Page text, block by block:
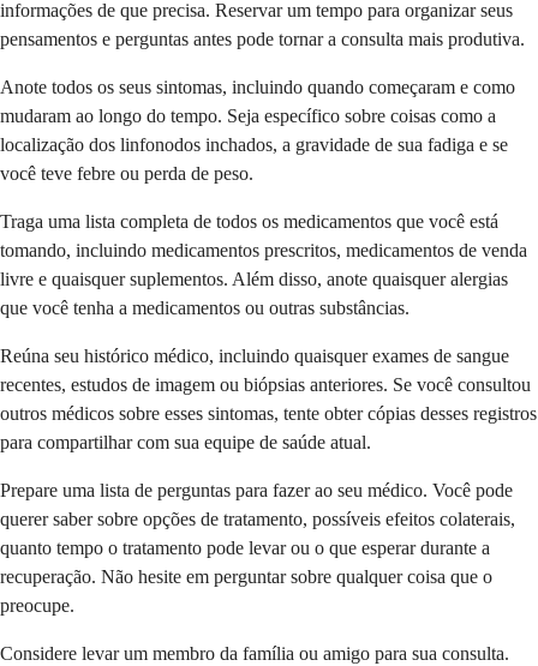
informações de que precisa. Reservar um tempo para organizar seus
pensamentos e perguntas antes pode tornar a consulta mais produtiva.
Anote todos os seus sintomas, incluindo quando começaram e como
mudaram ao longo do tempo. Seja específico sobre coisas como a
localização dos linfonodos inchados, a gravidade de sua fadiga e se
você teve febre ou perda de peso.
Traga uma lista completa de todos os medicamentos que você está
tomando, incluindo medicamentos prescritos, medicamentos de venda
livre e quaisquer suplementos. Além disso, anote quaisquer alergias
que você tenha a medicamentos ou outras substâncias.
Reúna seu histórico médico, incluindo quaisquer exames de sangue
recentes, estudos de imagem ou biópsias anteriores. Se você consultou
outros médicos sobre esses sintomas, tente obter cópias desses registros
para compartilhar com sua equipe de saúde atual.
Prepare uma lista de perguntas para fazer ao seu médico. Você pode
querer saber sobre opções de tratamento, possíveis efeitos colaterais,
quanto tempo o tratamento pode levar ou o que esperar durante a
recuperação. Não hesite em perguntar sobre qualquer coisa que o
preocupe.
Considere levar um membro da família ou amigo para sua consulta.